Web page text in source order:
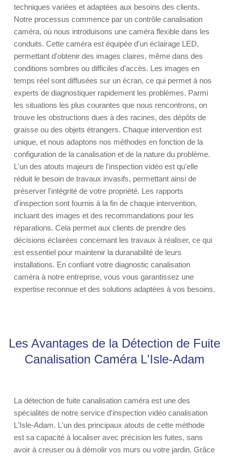
techniques variées et adaptées aux besoins des clients.
Notre processus commence par un contrôle canalisation
caméra, où nous introduisons une caméra flexible dans les
conduits. Cette caméra est équipée d'un éclairage LED,
permettant d'obtenir des images claires, même dans des
conditions sombres ou difficiles d'accès. Les images en
temps réel sont diffusées sur un écran, ce qui permet à nos
experts de diagnostiquer rapidement les problèmes. Parmi
les situations les plus courantes que nous rencontrons, on
trouve les obstructions dues à des racines, des dépôts de
graisse ou des objets étrangers. Chaque intervention est
unique, et nous adaptons nos méthodes en fonction de la
configuration de la canalisation et de la nature du problème.
L'un des atouts majeurs de l'inspection vidéo est qu'elle
réduit le besoin de travaux invasifs, permettant ainsi de
préserver l'intégrité de votre propriété. Les rapports
d'inspection sont fournis à la fin de chaque intervention,
incluant des images et des recommandations pour les
réparations. Cela permet aux clients de prendre des
décisions éclairées concernant les travaux à réaliser, ce qui
est essentiel pour maintenir la duranabilité de leurs
installations. En confiant votre diagnostic canalisation
caméra à notre entreprise, vous vous garantissez une
expertise reconnue et des solutions adaptées à vos besoins.
Les Avantages de la Détection de Fuite
Canalisation Caméra L'Isle-Adam
La détection de fuite canalisation caméra est une des
spécialités de notre service d'inspection vidéo canalisation
L'Isle-Adam. L'un des principaux atouts de cette méthode
est sa capacité à localiser avec précision les fuites, sans
avoir à creuser ou à démolir vos murs ou votre jardin. Grâce